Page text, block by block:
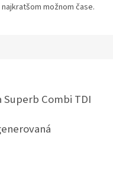
možnom čase.
Combi TDI